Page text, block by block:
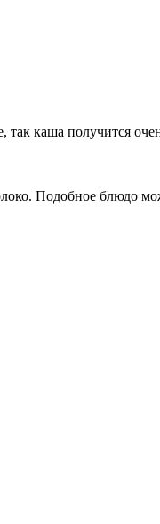
каша получится
Подобное блюдо